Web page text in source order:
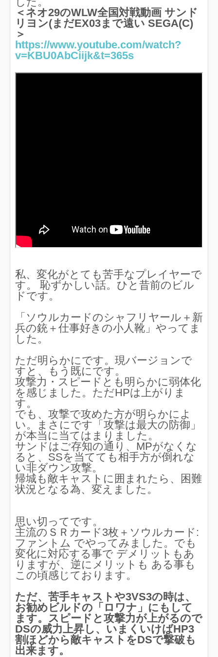
＜ネオ29のWLW全国対戦動画 サンド
リヨン(まだEX03まで遠い SEGA(C)
＞
https://www.youtube.com/watch?
v=KBU0AbCiijk&t=365s
私、変化がとても苦手なプレイヤーで
す。 恥ずかしい話。ひと昔前のビル
ドです。
「ソウルカードのシャフリヤール＋新
兵の銃＋仕事好きの小人靴」やってま
した。
ただ明らかにです。現バージョンで
すと、もう既にです。
攻撃力・スピードとも明らかに弱体化
を感じました。ただHPは上がりま
す。
でも、攻撃で攻めた方が明らかによ
い。まさにです「攻撃は最大の防御」
が本当に当てはまりました。
サンドはご存知の通り、MPがなくな
ると、SSを当てても相手方が倒れな
い非ダウン攻撃。
帰城も敵キャストに囲まれたら、困難
状況となる為、変えました。
思い切ってです。
主流のＳＲカード3枚＋ソウルカード:
ファントム でやってみました。でも
変化に対応する事で デメリットもあ
りますが、逆にメリットも ある事も
この頃感じております。
ただ、苦手キャストや3VS3の時は、
お勧めビルドの「ロワナ」にもして
ます。スピードと攻撃力が上がるので
DSの威力上昇し、いまくいけばHP3
割ほどから敵キャストをDSで撃破も
出来ます。